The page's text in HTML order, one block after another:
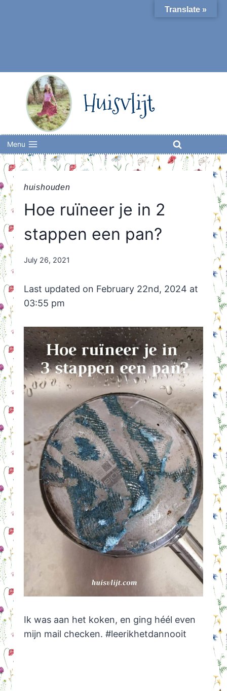
Huisvlijt
Menu
huishouden
Hoe ruïneer je in 2
stappen een pan?
By
July 26, 2021
Last updated on February 22nd, 2024 at
03:55 pm
Ik was aan het koken, en ging héél even
mijn mail checken. #leerikhetdannooit
Translate »